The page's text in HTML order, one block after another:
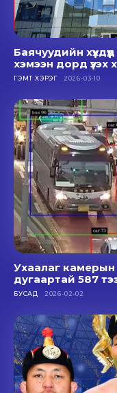
Баячуудийн
хэмээн дорд үзэх
ГЭМТ ХЭРЭГ 2026-03-10
Ухаалаг камерын
дугаартай 587
БУСАД 2026-02-02